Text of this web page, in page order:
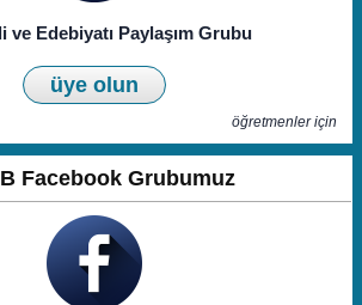
ve Edebiyatı Paylaşım Grubu
üye olun
öğretmenler için
Facebook Grubumuz